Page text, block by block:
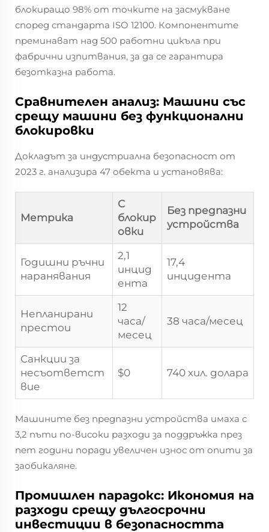
блокиращо 98% от точките на засмукване
според стандарта ISO 12100. Компонентите
преминават над 500 работни цикъла при
фабрични изпитвания, за да се гарантира
безотказна работа.
Сравнителен анализ: Машини със
срещу машини без функционални
блокировки
Докладът за индустриална безопасност от
2023 г. анализира 47 обекта и установява:
Метрика
С
блокир
овки
Без предпазни
устройства
Годишни ръчни
наранявания
2,1
инцид
ента
17,4
инцидента
Непланирани
престои
12
часа/
месец
38 часа/месец
Санкции за
несъответст
вие
$0 740 хил. долара
Машините без предпазни устройства имаха с
3,2 пъти по-високи разходи за поддръжка през
пет години поради увеличен износ от опити за
заобикаляне.
Промишлен парадокс: Икономия на
разходи срещу дългосрочни
инвестиции в безопасността